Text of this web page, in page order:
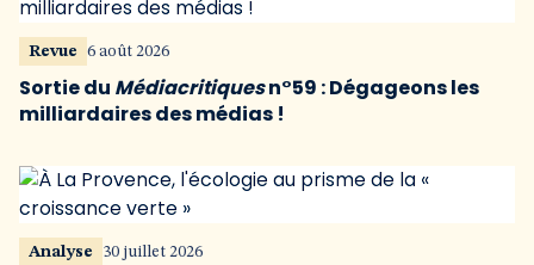
Revue 6 août 2026
Sortie du Médiacritiquesn°59 : Dégageons les
milliardaires des médias !
Analyse 30 juillet 2026